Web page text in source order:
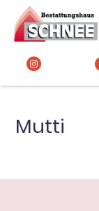
Inhalt
springen
Mutti